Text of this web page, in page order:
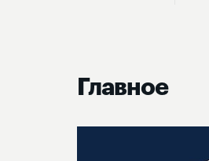
Главное